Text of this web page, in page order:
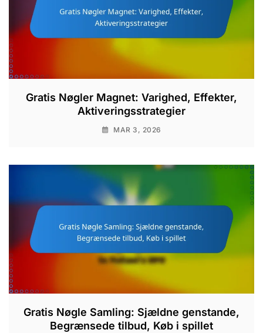
Gratis Nøgler Magnet: Varighed, Effekter,
Aktiveringsstrategier
MAR 3, 2026
Gratis Nøgle Samling: Sjældne genstande,
Begrænsede tilbud, Køb i spillet